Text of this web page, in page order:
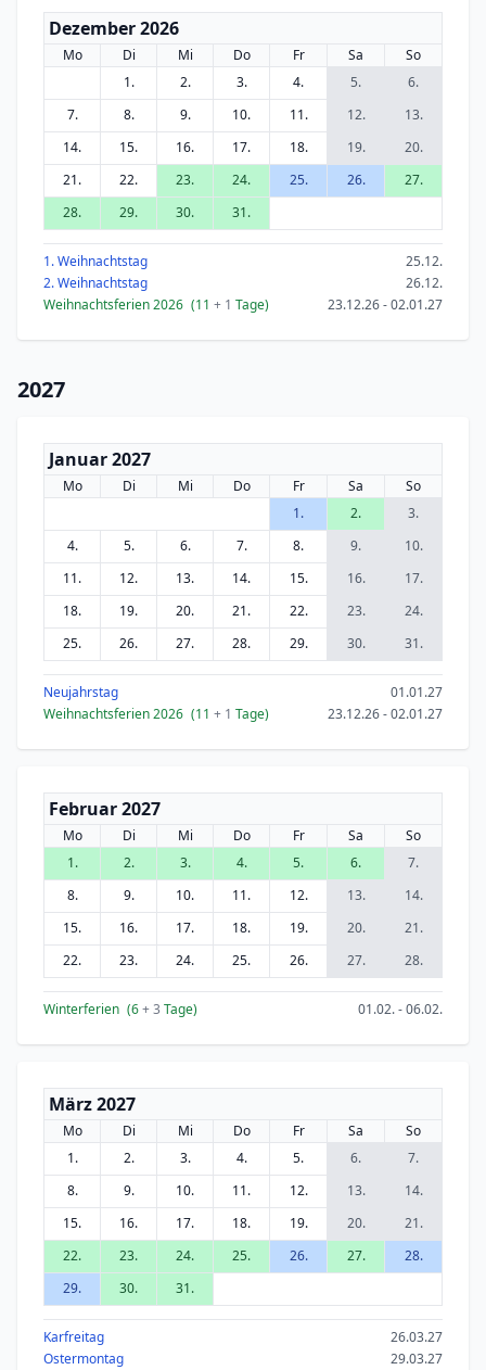
Dezember 2026
Mo Di Mi Do Fr Sa
So
1.
2. 3. 4. 5.
6.
7.
8. 9. 10. 11. 12.
13.
14.
15. 16. 17. 18. 19.
20.
21.
22. 23. 24. 25. 26.
27.
28.
29. 30. 31.
1. Weihnachtstag
25.12.
2. Weihnachtstag
26.12.
Weihnachtsferien 2026 (11 + 1 Tage) 23.12.26 - 02.01.27
2027
Januar 2027
Mo Di Mi Do Fr Sa
So
1.
2.
3.
4.
5. 6. 7. 8. 9.
10.
11.
12. 13. 14. 15. 16.
17.
18.
19. 20. 21. 22. 23.
24.
25.
26. 27. 28. 29. 30. 31.
Neujahrstag
01.01.27
Weihnachtsferien 2026 (11 + 1 Tage) 23.12.26 - 02.01.27
Februar 2027
Mo Di Mi Do Fr Sa
So
1.
2. 3. 4. 5. 6.
7.
8.
9. 10. 11. 12. 13.
14.
15.
16. 17. 18. 19. 20.
21.
22.
23. 24. 25. 26. 27. 28.
Winterferien (6+ 3 Tage) 01.02. - 06.02.
März 2027
Mo Di Mi Do Fr Sa
So
1.
2. 3. 4. 5. 6.
7.
8.
9. 10. 11. 12. 13.
14.
15.
16. 17. 18. 19. 20.
21.
22.
23. 24. 25. 26. 27.
28.
29.
30. 31.
Karfreitag
26.03.27
Ostermontag
29.03.27